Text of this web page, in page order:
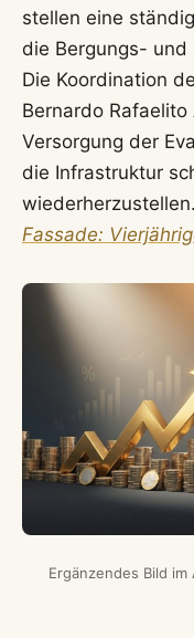
stellen eine
die Bergungs- und
Die Koordination
Bernardo
Versorgung der
die Infrastruktur
wiederherzustellen.
Fassade:
Ergänzendes Bild